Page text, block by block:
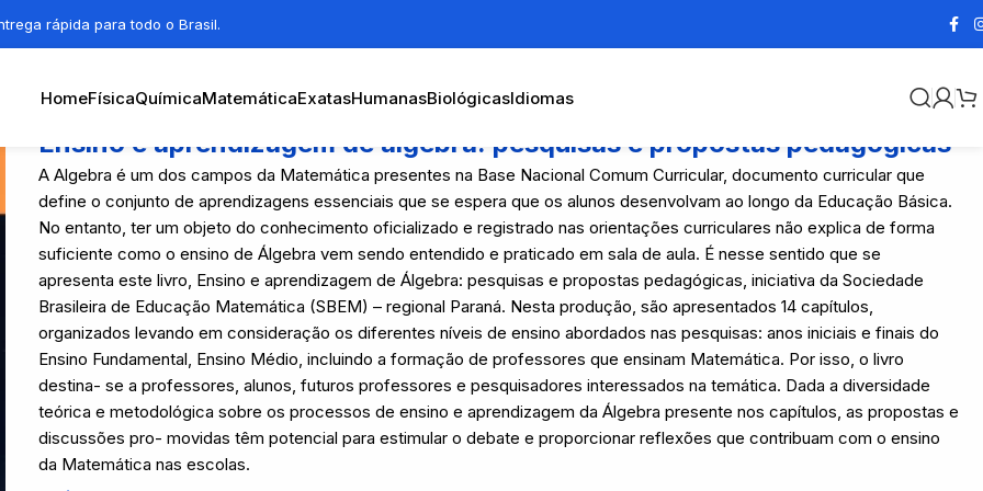
rápida para todo o Brasil.
HomeFísicaQuímicaMatemáticaExatasHumanasBiológicasIdiomas
Ensino e aprendizagem de álgebra: pesquisas e propostas pedagógicas
A Algebra é um dos campos da Matemática presentes na Base Nacional Comum Curricular, documento curricular que
define o conjunto de aprendizagens essenciais que se espera que os alunos desenvolvam ao longo da Educação Básica.
No entanto, ter um objeto do conhecimento oficializado e registrado nas orientações curriculares não explica de forma
suficiente como o ensino de Álgebra vem sendo entendido e praticado em sala de aula. É nesse sentido que se
apresenta este livro, Ensino e aprendizagem de Álgebra: pesquisas e propostas pedagógicas, iniciativa da Sociedade
Brasileira de Educação Matemática (SBEM) – regional Paraná. Nesta produção, são apresentados 14 capítulos,
organizados levando em consideração os diferentes níveis de ensino abordados nas pesquisas: anos iniciais e finais do
Ensino Fundamental, Ensino Médio, incluindo a formação de professores que ensinam Matemática. Por isso, o livro
destina- se a professores, alunos, futuros professores e pesquisadores interessados na temática. Dada a diversidade
teórica e metodológica sobre os processos de ensino e aprendizagem da Álgebra presente nos capítulos, as propostas e
discussões pro- movidas têm potencial para estimular o debate e proporcionar reflexões que contribuam com o ensino
da Matemática nas escolas.